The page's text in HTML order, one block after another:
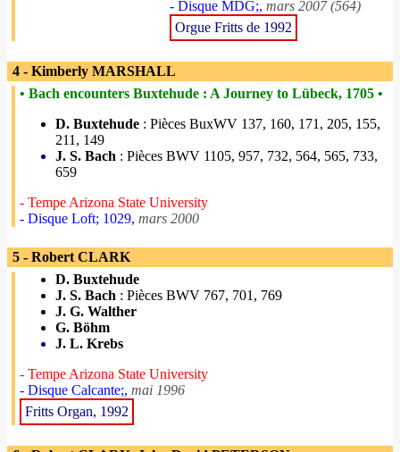
- Disque MDG;, mars 2007 (564)
Orgue Fritts de 1992
4 - Kimberly MARSHALL
• Bach encounters Buxtehude : A Journey to Lübeck, 1705 •
D. Buxtehude : Pièces BuxWV 137, 160, 171, 205, 155,
211, 149
J. S. Bach : Pièces BWV 1105, 957, 732, 564, 565, 733,
659
- Tempe Arizona State University
- Disque Loft; 1029, mars 2000
5 - Robert CLARK
D. Buxtehude
J. S. Bach : Pièces BWV 767, 701, 769
J. G. Walther
G. Böhm
J. L. Krebs
- Tempe Arizona State University
- Disque Calcante;, mai 1996
Fritts Organ, 1992